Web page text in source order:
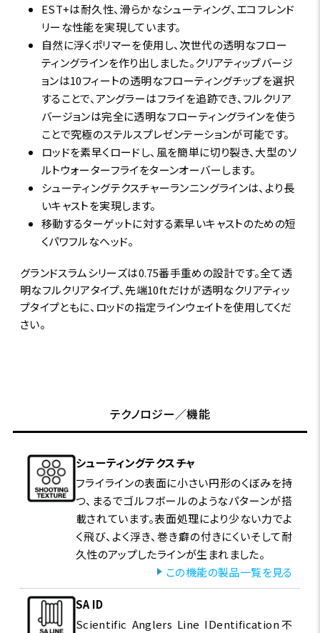
EST+は耐久性、滑らかなシューティング、エコフレンド
リーな性能を実現しています。
自然に浮くポリマーを使用し、次世代の透明なフロー
ティングラインを作り出しました。クリアティップバージ
ョンは10フィートの透明なフローティングチップを選択
することで、アングラーはフライを追跡でき、フルクリア
バージョンは完全に透明なフローティングラインを使う
ことで究極のステルスプレゼンテーションが可能です。
ロッドを素早くロードし、風を簡単に切り裂き、大型のソ
ルトウォーターフライをターンオーバーします。
シューティングテクスチャーランニングラインは、より長
いキャストを実現します。
移動するターゲットに対する素早いキャストのための短
くパワフルなヘッド。
グランドスラムシリーズは0.75番手重めの設計です。全て透
明なフルクリアタイプ、先端10ftだけが透明なクリアティッ
プタイプともに、ロッドの指定ラインウェイトを使用してくだ
さい。
テクノロジー／機能
シューティングテクスチャ
フライラインの表面に小さい円形のくぼみを持
つ、まるでゴルフボールのようなパターンが搭
載されています。表面処理により少ない力でよ
く飛び、よく浮き、巻き癖の付きにくいそして耐
久性のアップしたラインが生まれました。
この機能の製品一覧を見る
SA ID
Scientific Anglers Line IDentification不